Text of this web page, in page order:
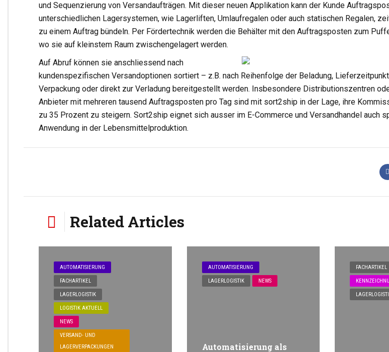
und Sequenzierung von Versandaufträgen. Mit dieser neuen Applikation kann der Kunde
unterschiedlichen Lagersystemen, wie Lagerliften, Umlaufregalen oder auch statischen Regalen,
zu einem Auftrag bündeln. Per Fördertechnik werden die Behälter mit den Auftragsposten zum
wo sie auf kleinstem Raum zwischengelagert werden.
Auf Abruf können sie anschliessend nach
kundenspezifischen Versandoptionen sortiert – z.B. nach Reihenfolge der Beladung,
Verpackung oder direkt zur Verladung bereitgestellt werden. Insbesondere Distributionszentren
Anbieter mit mehreren tausend Auftragsposten pro Tag sind mit sort2ship in der Lage, ihre
zu 35 Prozent zu steigern. Sort2ship eignet sich ausser im E-Commerce und Versandhandel auch
Anwendung in der Lebensmittelproduktion.
Related Articles
AUTOMATISIERUNG
FACHARTIKEL
LAGERLOGISTIK
LOGISTIK AKTUELL
NEWS
VERSAND- UND
LAGERVERPACKUNGEN
AUTOMATISIERUNG
LAGERLOGISTIK NEWS
Automatisierung als
FACHARTIKEL